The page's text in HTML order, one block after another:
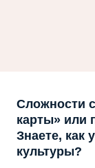
Сложности
карты» или
Знаете, как
культуры?